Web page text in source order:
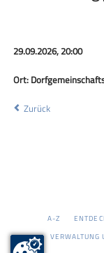
29.09.2026, 20:00
Ort:
Zurück
NAVIGATION
A-Z
VERWALTUNG